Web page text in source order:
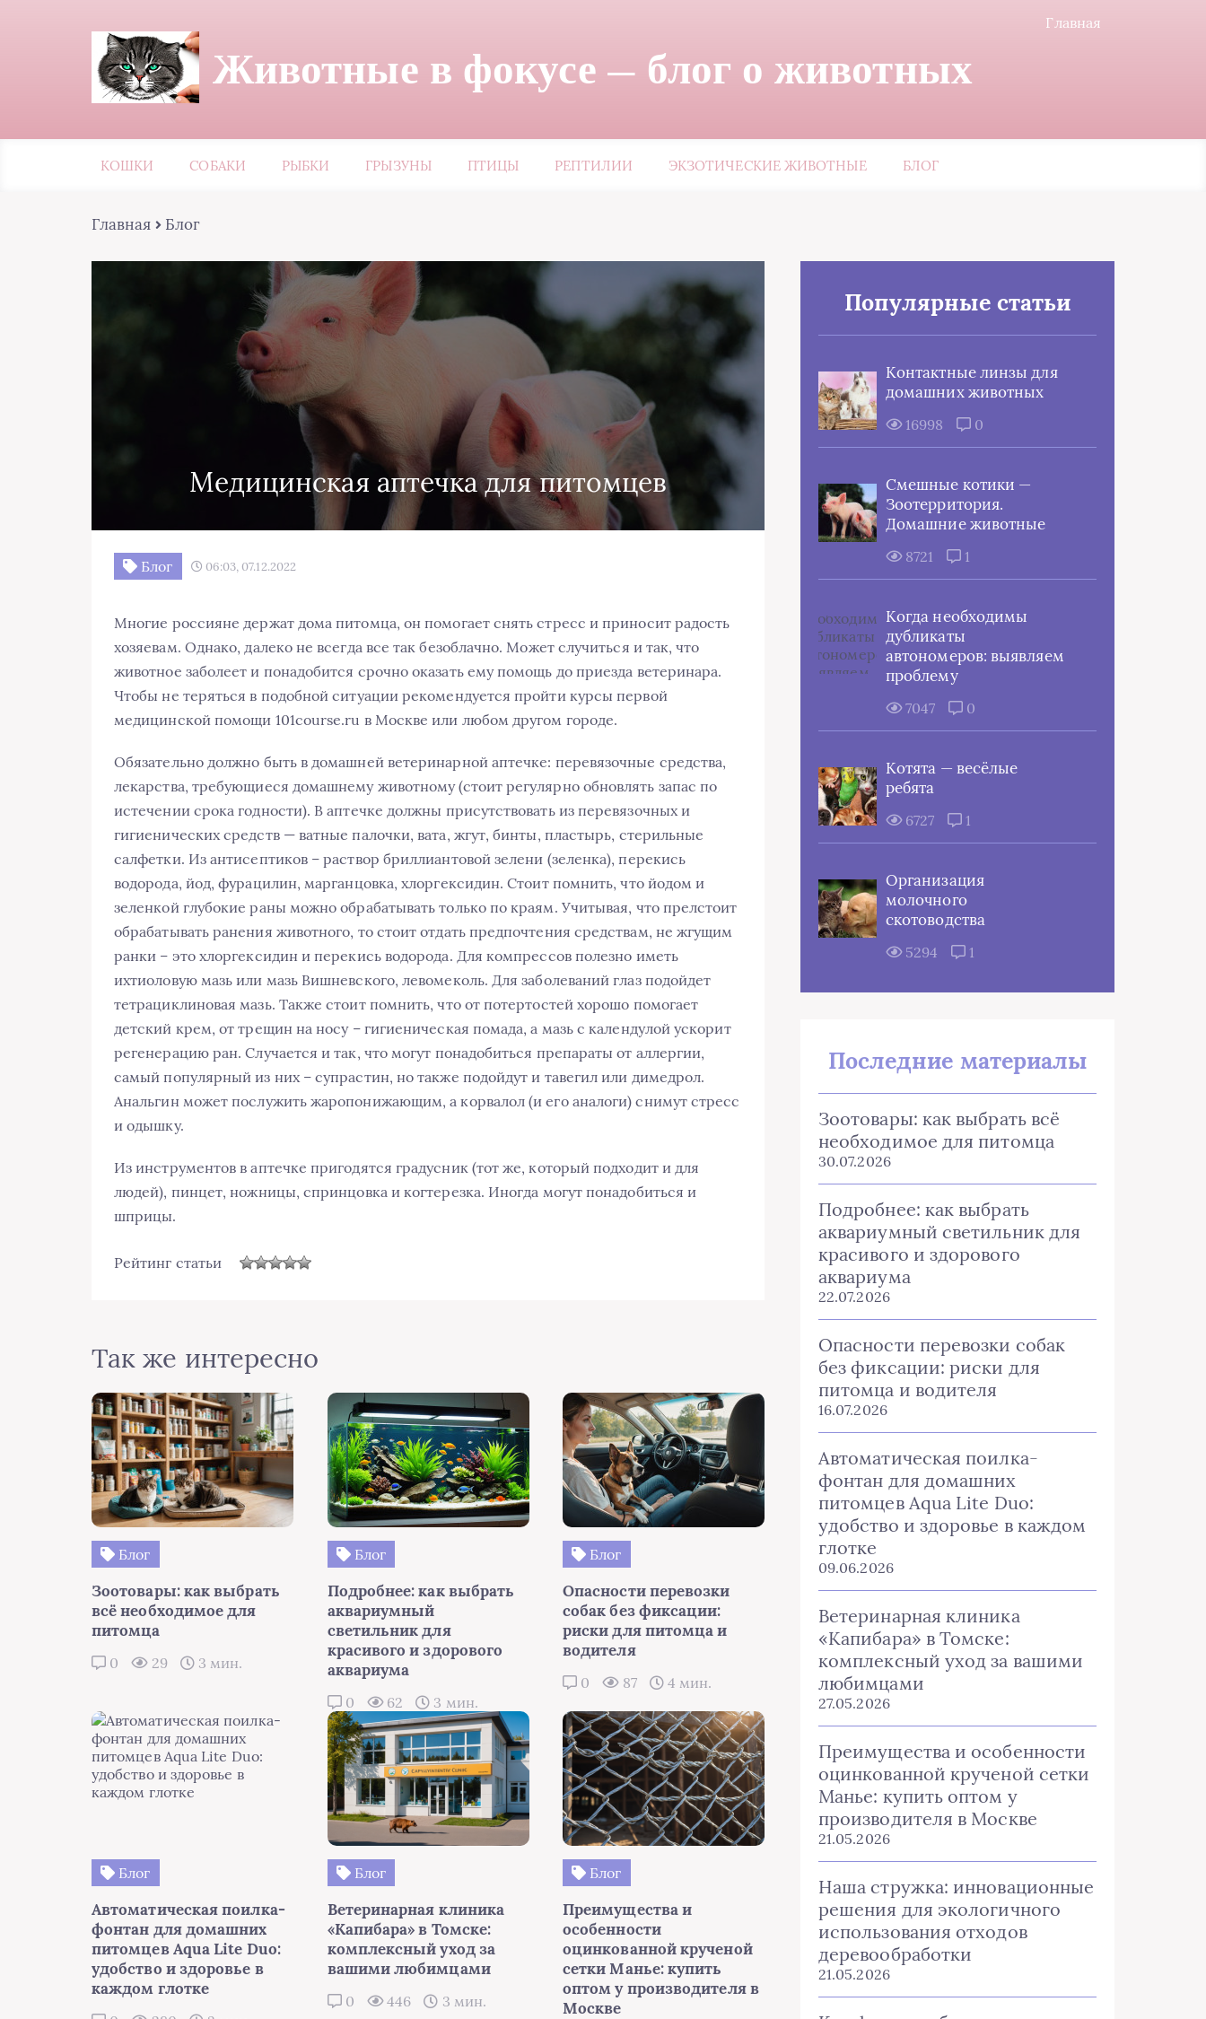
Главная
Животные в фокусе — блог о животных
КОШКИ СОБАКИ РЫБКИ ГРЫЗУНЫ ПТИЦЫ РЕПТИЛИИ ЭКЗОТИЧЕСКИЕ ЖИВОТНЫЕ БЛОГ
Главная Блог
Медицинская аптечка для питомцев
Блог 06:03, 07.12.2022
Многие россияне держат дома питомца, он помогает снять стресс и приносит радость
хозяевам. Однако, далеко не всегда все так безоблачно. Может случиться и так, что
животное заболеет и понадобится срочно оказать ему помощь до приезда ветеринара.
Чтобы не теряться в подобной ситуации рекомендуется пройти курсы первой
медицинской помощи 101course.ru в Москве или любом другом городе.
Обязательно должно быть в домашней ветеринарной аптечке: перевязочные средства,
лекарства, требующиеся домашнему животному (стоит регулярно обновлять запас по
истечении срока годности). В аптечке должны присутствовать из перевязочных и
гигиенических средств — ватные палочки, вата, жгут, бинты, пластырь, стерильные
салфетки. Из антисептиков – раствор бриллиантовой зелени (зеленка), перекись
водорода, йод, фурацилин, марганцовка, хлоргексидин. Стоит помнить, что йодом и
зеленкой глубокие раны можно обрабатывать только по краям. Учитывая, что прелстоит
обрабатывать ранения животного, то стоит отдать предпочтения средствам, не жгущим
ранки – это хлоргексидин и перекись водорода. Для компрессов полезно иметь
ихтиоловую мазь или мазь Вишневского, левомеколь. Для заболеваний глаз подойдет
тетрациклиновая мазь. Также стоит помнить, что от потертостей хорошо помогает
детский крем, от трещин на носу – гигиеническая помада, а мазь с календулой ускорит
регенерацию ран. Случается и так, что могут понадобиться препараты от аллергии,
самый популярный из них – супрастин, но также подойдут и тавегил или димедрол.
Анальгин может послужить жаропонижающим, а корвалол (и его аналоги) снимут стресс
и одышку.
Из инструментов в аптечке пригодятся градусник (тот же, который подходит и для
людей), пинцет, ножницы, спринцовка и когтерезка. Иногда могут понадобиться и
шприцы.
Рейтинг статьи
Так же интересно
Блог
Зоотовары: как выбрать
всё необходимое для
питомца
0 29 3 мин.
Блог
Подробнее: как выбрать
аквариумный
светильник для
красивого и здорового
аквариума
0 62 3 мин.
Блог
Опасности перевозки
собак без фиксации:
риски для питомца и
водителя
0 87 4 мин.
Блог
Автоматическая поилка-
фонтан для домашних
питомцев Aqua Lite Duo:
удобство и здоровье в
каждом глотке
Блог
Ветеринарная клиника
«Капибара» в Томске:
комплексный уход за
вашими любимцами
0 446 3 мин.
Блог
Преимущества и
особенности
оцинкованной крученой
сетки Манье: купить
оптом у производителя в
Москве
Популярные статьи
Контактные линзы для
домашних животных
16998 0
Смешные котики —
Зоотерритория.
Домашние животные
8721 1
Когда необходимы
дубликаты
автономеров: выявляем
проблему
7047 0
Котята — весёлые
ребята
6727 1
Организация
молочного
скотоводства
5294 1
Последние материалы
Зоотовары: как выбрать всё
необходимое для питомца
30.07.2026
Подробнее: как выбрать
аквариумный светильник для
красивого и здорового
аквариума
22.07.2026
Опасности перевозки собак
без фиксации: риски для
питомца и водителя
16.07.2026
Автоматическая поилка-
фонтан для домашних
питомцев Aqua Lite Duo:
удобство и здоровье в каждом
глотке
09.06.2026
Ветеринарная клиника
«Капибара» в Томске:
комплексный уход за вашими
любимцами
27.05.2026
Преимущества и особенности
оцинкованной крученой сетки
Манье: купить оптом у
производителя в Москве
21.05.2026
Наша стружка: инновационные
решения для экологичного
использования отходов
деревообработки
21.05.2026